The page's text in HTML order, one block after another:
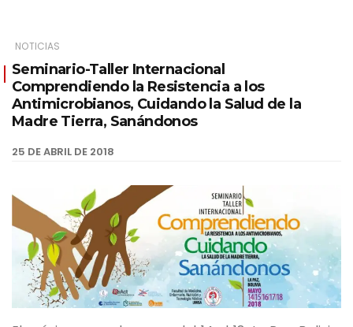
NOTICIAS
Seminario-Taller Internacional
Comprendiendo la Resistencia a los
Antimicrobianos, Cuidando la Salud de la
Madre Tierra, Sanándonos
25 DE ABRIL DE 2018